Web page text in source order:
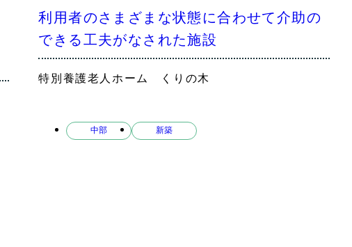
利用者のさまざまな状態に合わせて介助の
できる工夫がなされた施設
特別養護老人ホーム くりの木
中部 新築